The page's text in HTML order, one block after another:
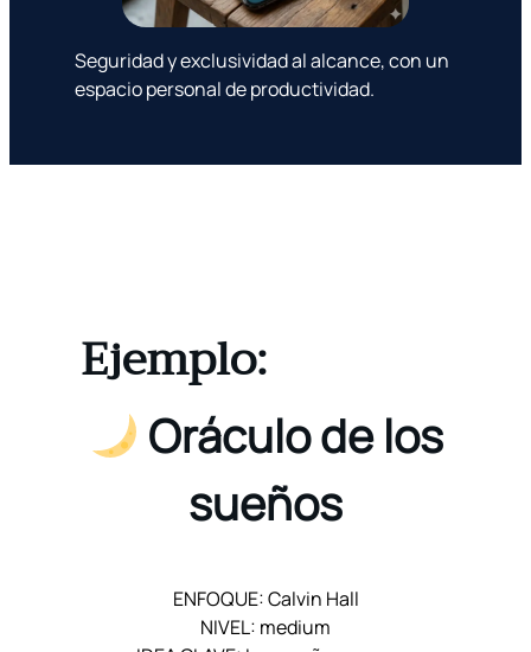
Seguridad y exclusividad al alcance, con un
espacio personal de productividad.
Ejemplo:
Oráculo de los
sueños
ENFOQUE: Calvin Hall
NIVEL: medium